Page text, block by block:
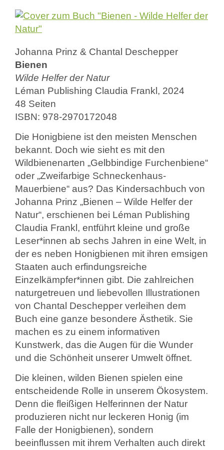
Johanna Prinz & Chantal Deschepper
Bienen
Wilde Helfer der Natur
Léman Publishing Claudia Frankl, 2024
48 Seiten
ISBN: 978-2970172048
Die Honigbiene ist den meisten Menschen
bekannt. Doch wie sieht es mit den
Wildbienenarten „Gelbbindige Furchenbiene“
oder „Zweifarbige Schneckenhaus-
Mauerbiene“ aus? Das Kindersachbuch von
Johanna Prinz „Bienen – Wilde Helfer der
Natur“, erschienen bei Léman Publishing
Claudia Frankl, entführt kleine und große
Leser*innen ab sechs Jahren in eine Welt, in
der es neben Honigbienen mit ihren emsigen
Staaten auch erfindungsreiche
Einzelkämpfer*innen gibt. Die zahlreichen
naturgetreuen und liebevollen Illustrationen
von Chantal Deschepper verleihen dem
Buch eine ganze besondere Ästhetik. Sie
machen es zu einem informativen
Kunstwerk, das die Augen für die Wunder
und die Schönheit unserer Umwelt öffnet.
Die kleinen, wilden Bienen spielen eine
entscheidende Rolle in unserem Ökosystem.
Denn die fleißigen Helferinnen der Natur
produzieren nicht nur leckeren Honig (im
Falle der Honigbienen), sondern
beeinflussen mit ihrem Verhalten auch direkt